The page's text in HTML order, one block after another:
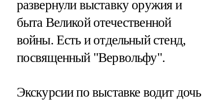
развернули выставку оружия и
быта Великой отечественной
войны. Есть и отдельный стенд,
посвященный "Вервольфу".
Экскурсии по выставке водит дочь